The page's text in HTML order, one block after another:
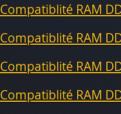
Compatiblité RAM
Compatiblité RAM
Compatiblité RAM
Compatiblité RAM